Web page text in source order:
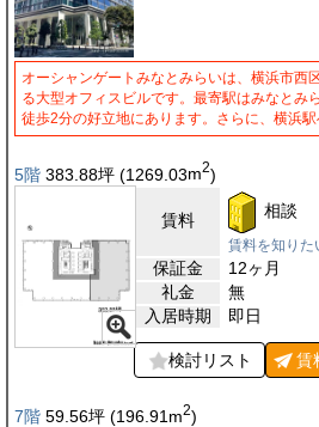
オーシャンゲートみなとみらいは、横浜市西
る大型オフィスビルです。最寄駅はみなとみ
徒歩2分の好立地にあります。さらに、横浜駅
5階 383.88坪 (1269.03m2)
賃料 相談
賃料を知りた
保証金
12ヶ月
礼金
無
入居時期
即日
検討リスト 賃
7階 59.56坪 (196.91 m2)